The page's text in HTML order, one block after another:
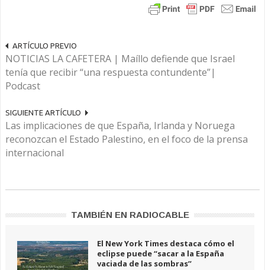
ARTÍCULO PREVIO
NOTICIAS LA CAFETERA | Maíllo defiende que Israel
tenía que recibir “una respuesta contundente”|
Podcast
SIGUIENTE ARTÍCULO
Las implicaciones de que España, Irlanda y Noruega
reconozcan el Estado Palestino, en el foco de la prensa
internacional
TAMBIÉN EN RADIOCABLE
El New York Times destaca cómo el
eclipse puede “sacar a la España
vaciada de las sombras”